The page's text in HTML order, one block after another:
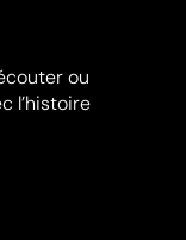
ou
l’histoire